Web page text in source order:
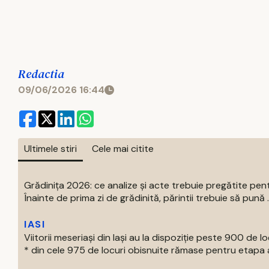
Redactia
09/06/2026 16:44
Ultimele stiri Cele mai citite
Grădinița 2026: ce analize și acte trebuie pregătite
Înainte de prima zi de grădinită, părintii trebuie să pună
IASI
Viitorii meseriași din Iași au la dispoziție peste 900 de
* din cele 975 de locuri obisnuite rămase pentru etapa